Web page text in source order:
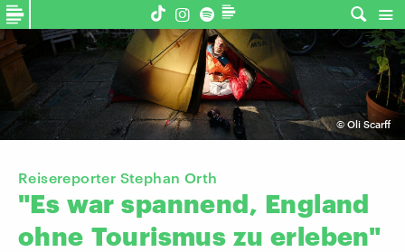
©Oli Scarff
Reisereporter Stephan Orth
"Es war spannend, England
ohne Tourismus zu erleben"